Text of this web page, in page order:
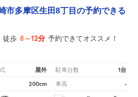
市多摩区生田8丁目の予約できる
徒歩 8～12分 予約できてオススメ！
屋外 駐車台数 1台
200cm 車高 -